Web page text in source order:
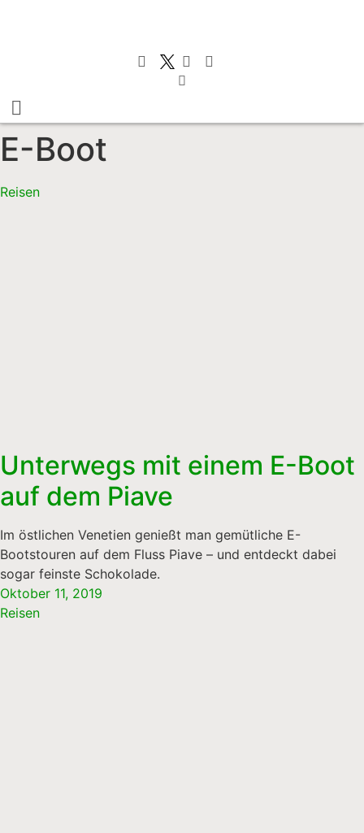
E-Boot
Reisen
Unterwegs mit einem E-Boot
auf dem Piave
Im östlichen Venetien genießt man gemütliche E-
Bootstouren auf dem Fluss Piave – und entdeckt dabei
sogar feinste Schokolade.
Oktober 11, 2019
Reisen